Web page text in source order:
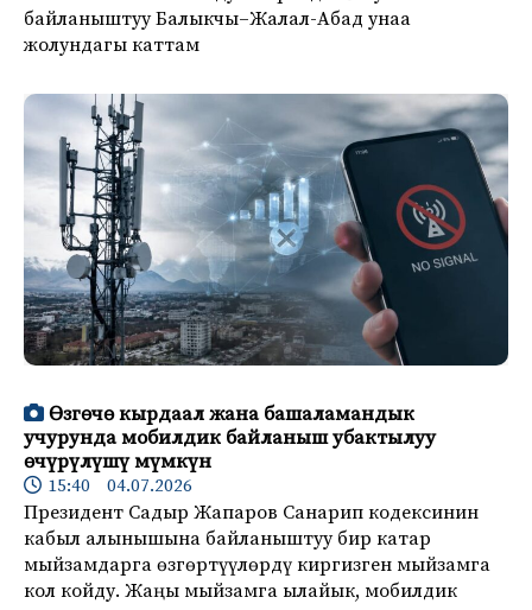
байланыштуу Балыкчы–Жалал-Абад унаа
жолундагы каттам
Өзгөчө кырдаал жана башаламандык
учурунда мобилдик байланыш убактылуу
өчүрүлүшү мүмкүн
15:40 04.07.2026
Президент Садыр Жапаров Санарип кодексинин
кабыл алынышына байланыштуу бир катар
мыйзамдарга өзгөртүүлөрдү киргизген мыйзамга
кол койду. Жаңы мыйзамга ылайык, мобилдик